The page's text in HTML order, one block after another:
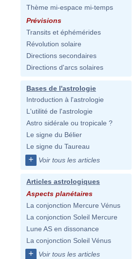
Thème mi-espace mi-temps
Prévisions
Transits et éphémérides
Révolution solaire
Directions secondaires
Directions d'arcs solaires
Bases de l'astrologie
Introduction à l'astrologie
L'utilité de l'astrologie
Astro sidérale ou tropicale ?
Le signe du Bélier
Le signe du Taureau
+ Voir tous les articles
Articles astrologiques
Aspects planétaires
La conjonction Mercure Vénus
La conjonction Soleil Mercure
Lune AS en dissonance
La conjonction Soleil Vénus
+ Voir tous les articles